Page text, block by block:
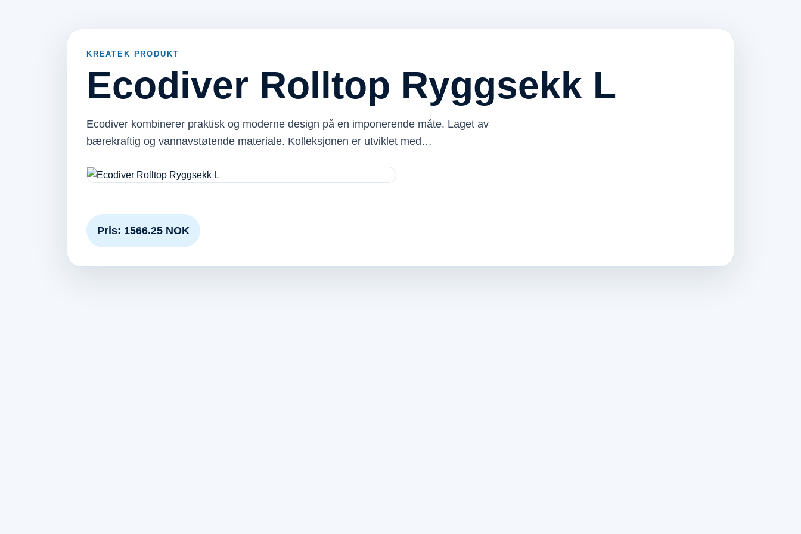
KREATEK PRODUKT
Ecodiver Rolltop Ryggsekk L
Ecodiver kombinerer praktisk og moderne design på en imponerende måte. Laget av
bærekraftig og vannavstøtende materiale. Kolleksjonen er utviklet med…
Pris: 1566.25 NOK